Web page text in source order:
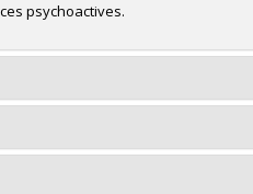
psychoactives.